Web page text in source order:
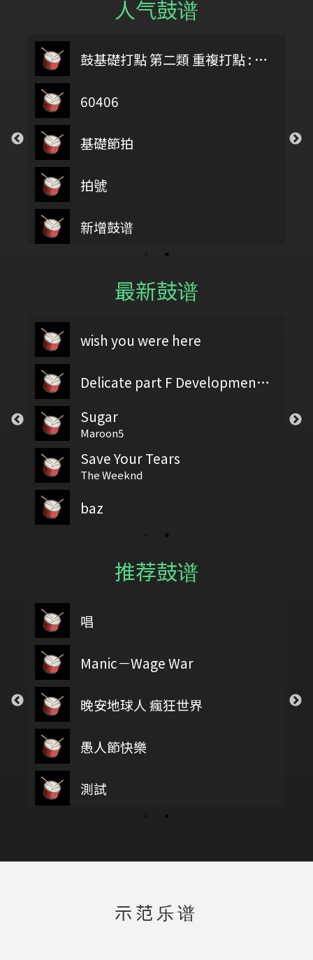
人气鼓谱
鼓基礎打點 第二類 重複打點 : DIDDLE RUDIMENTS
60406
基礎節拍
拍號
新增鼓谱
最新鼓谱
wish you were here
Delicate part F Development 2
Sugar
Maroon5
Save Your Tears
The Weeknd
baz
推荐鼓谱
唱
Manic－Wage War
晚安地球人 瘋狂世界
愚人節快樂
測試
示范乐谱